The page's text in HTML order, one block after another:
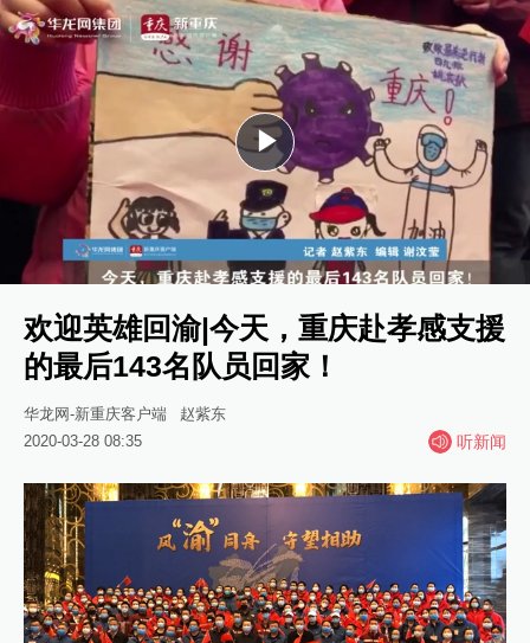
Play
Video
欢迎英雄回渝|今天，重庆赴孝感支援
的最后143名队员回家！
华龙网-新重庆客户端
赵紫东
2020-03-28 08:35
听新闻